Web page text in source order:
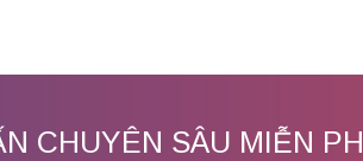
CHUYÊN SÂU MIỄN